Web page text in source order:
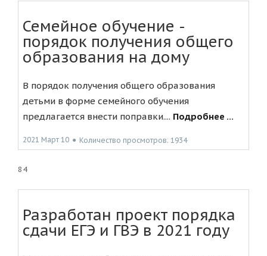
Семейное обучение -
порядок получения общего
образования на дому
В порядок получения общего образования
детьми в форме семейного обучения
предлагается внести поправки.... Подробнее ...
2021 Март 10 ● Количество просмотров: 1934
84
Разработан проект порядка
сдачи ЕГЭ и ГВЭ в 2021 году